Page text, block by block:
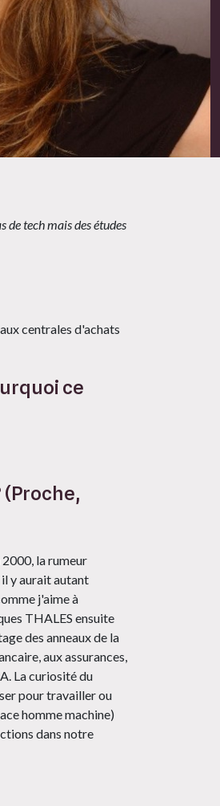
de tech mais des études
centrales d'achats
ce
la rumeur
y aurait autant
j'aime à
THALES ensuite
des anneaux de la
aux assurances,
La curiosité du
pour travailler ou
homme machine)
dans notre